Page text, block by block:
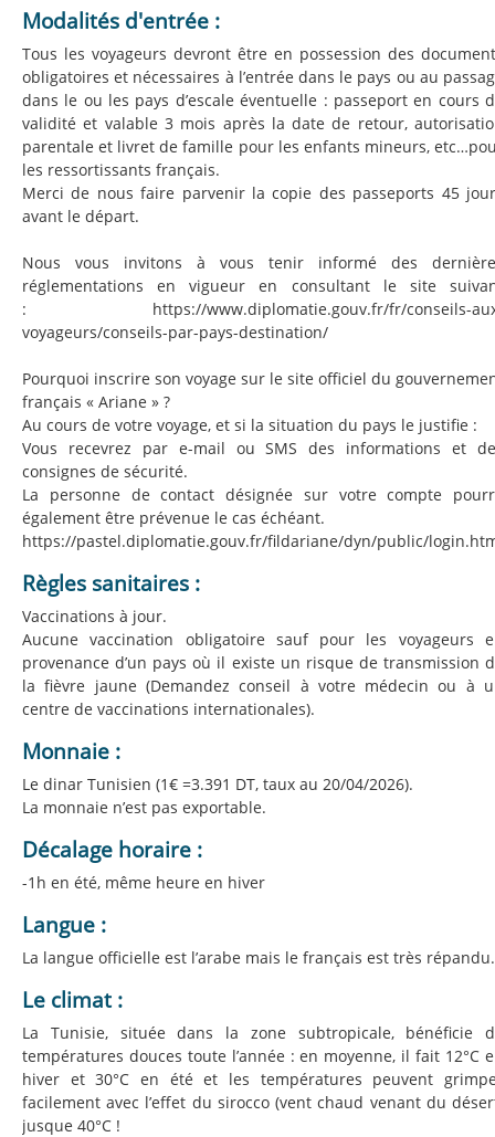
Modalités d'entrée :
Tous les voyageurs devront être en possession des
obligatoires et nécessaires à l’entrée dans le pays ou au
dans le ou les pays d’escale éventuelle : passeport en cours
validité et valable 3 mois après la date de retour,
parentale et livret de famille pour les enfants mineurs,
les ressortissants français.
Merci de nous faire parvenir la copie des passeports 45
avant le départ.
Nous vous invitons à vous tenir informé des
réglementations en vigueur en consultant le site
: https://www.diplomatie.gouv.fr/fr/conseils-
voyageurs/conseils-par-pays-destination/
Pourquoi inscrire son voyage sur le site officiel du
français « Ariane » ?
Au cours de votre voyage, et si la situation du pays le justifie :
Vous recevrez par e-mail ou SMS des informations et
consignes de sécurité.
La personne de contact désignée sur votre compte
également être prévenue le cas échéant.
https://pastel.diplomatie.gouv.fr/fildariane/dyn/public/
Règles sanitaires :
Vaccinations à jour.
Aucune vaccination obligatoire sauf pour les voyageurs
provenance d’un pays où il existe un risque de transmission
la fièvre jaune (Demandez conseil à votre médecin ou à
centre de vaccinations internationales).
Monnaie :
Le dinar Tunisien (1€ =3.391 DT, taux au 20/04/2026).
La monnaie n’est pas exportable.
Décalage horaire :
-1h en été, même heure en hiver
Langue :
La langue officielle est l’arabe mais le français est très répandu.
Le climat :
La Tunisie, située dans la zone subtropicale, bénéficie
températures douces toute l’année : en moyenne, il fait 12°C
hiver et 30°C en été et les températures peuvent
facilement avec l’effet du sirocco (vent chaud venant du
jusque 40°C !